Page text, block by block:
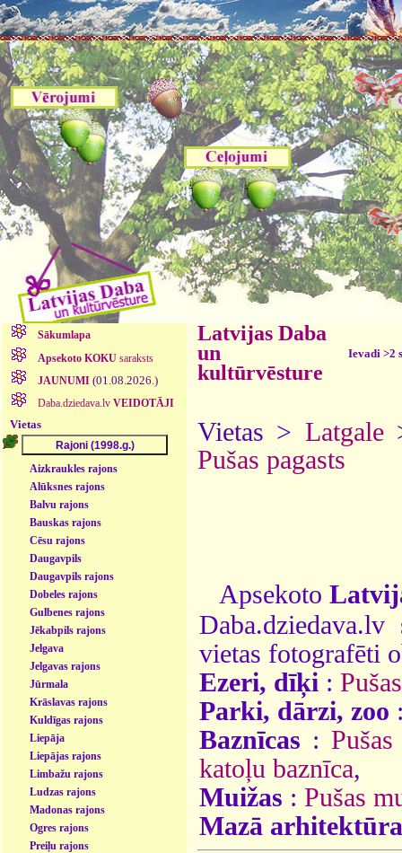
Sākumlapa
Apsekoto KOKUsaraksts
JAUNUMI (01.08.2026.)
Daba.dziedava.lv VEIDOTĀJI
Vietas
Aizkraukles rajons
Alūksnes rajons
Balvu rajons
Bauskas rajons
Cēsu rajons
Daugavpils
Daugavpils rajons
Dobeles rajons
Gulbenes rajons
Jēkabpils rajons
Jelgava
Jelgavas rajons
Jūrmala
Krāslavas rajons
Kuldīgas rajons
Liepāja
Liepājas rajons
Limbažu rajons
Ludzas rajons
Madonas rajons
Ogres rajons
Preiļu rajons
Latvijas Daba
un
kultūrvēsture
Ievadi >2
Vietas > Latgale
Pušas pagasts
Apsekoto
vietas fotografēti
Ezeri, dīķi :
Parki, dārzi, zoo
Baznīcas :
katoļu baznīca,
Muižas : Pušas
Mazā arhitektūra